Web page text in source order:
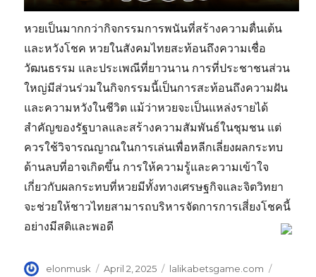
หวยเป็นมากกว่ากิจกรรมการพนันที่สร้างความตื่นเต้น
และหวังโชค หวยในสังคมไทยสะท้อนถึงความเชื่อ
วัฒนธรรม และประเพณีที่ยาวนาน การที่ประชาชนส่วน
ใหญ่มีส่วนร่วมในกิจกรรมนี้เป็นการสะท้อนถึงความฝัน
และความหวังในชีวิต แม้ว่าหวยจะเป็นแหล่งรายได้
สำคัญของรัฐบาลและสร้างความสัมพันธ์ในชุมชน แต่
ควรใช้วิจารณญาณในการเล่นเพื่อหลีกเลี่ยงผลกระทบ
ด้านลบที่อาจเกิดขึ้น การให้ความรู้และความเข้าใจ
เกี่ยวกับผลกระทบที่หวยมีทั้งทางเศรษฐกิจและจิตวิทยา
จะช่วยให้ชาวไทยสามารถบริหารจัดการการเสี่ยงโชคนี้
อย่างมีสติและพอดี
Author
elonmusk
Posted
April 2, 2025 Categories
lalikabetsgame.com